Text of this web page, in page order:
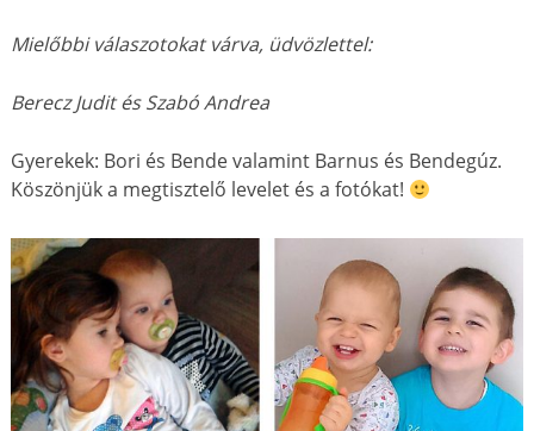
Mielőbbi válaszotokat várva, üdvözlettel:
Berecz Judit és Szabó Andrea
Gyerekek: Bori és Bende valamint Barnus és Bendegúz.
Köszönjük a megtisztelő levelet és a fotókat!